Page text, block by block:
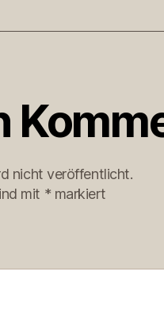
nicht veröffentlicht.
mit * markiert